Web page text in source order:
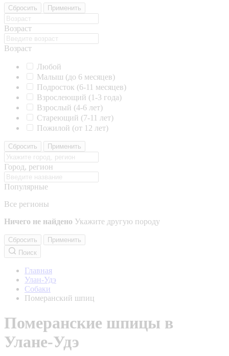
Сбросить Применить
Возраст
Возраст
Любой
Малыш (до 6 месяцев)
Подросток (6-11 месяцев)
Взрослеющий (1-3 года)
Взрослый (4-6 лет)
Стареющий (7-11 лет)
Пожилой (от 12 лет)
Сбросить Применить
Город, регион
Популярные
Все регионы
Ничего не найдено Укажите другую породу
Сбросить
Применить
Поиск
Главная
Улан-Удэ
Собаки
Померанский шпиц
Померанские шпицы в
Улане-Удэ